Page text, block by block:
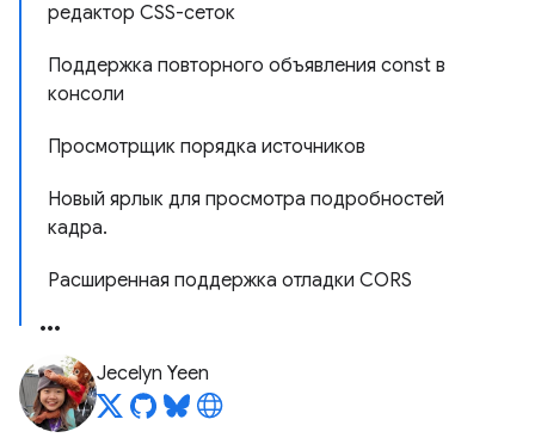
редактор CSS-сеток
Поддержка повторного объявления const в
консоли
Просмотрщик порядка источников
Новый ярлык для просмотра подробностей
кадра.
Расширенная поддержка отладки CORS
Jecelyn Yeen